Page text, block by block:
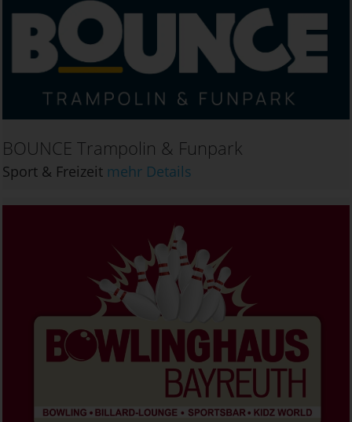
BOUNCE Trampolin & Funpark
Sport & Freizeit mehr Details